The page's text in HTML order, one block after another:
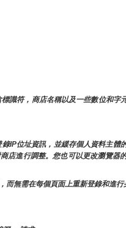
識符，商店名稱以及一些數位和字
IP位址資訊，並緩存個人資料主體
進行調整。您也可以更改瀏覽器
無需在每個頁面上重新登錄和進行